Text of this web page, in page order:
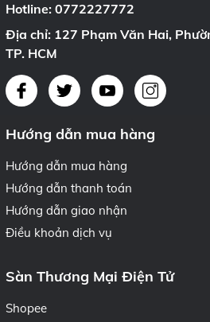
Hotline: 0772227772
Địa chỉ: 127 Phạm Văn Hai,
TP. HCM
Hướng dẫn mua hàng
Hướng dẫn mua hàng
Hướng dẫn thanh toán
Hướng dẫn giao nhận
Điều khoản dịch vụ
Sàn Thương Mại Điện Tử
Shopee